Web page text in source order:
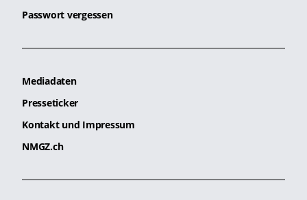
Passwort vergessen
Mediadaten
Presseticker
Kontakt und Impressum
NMGZ.ch